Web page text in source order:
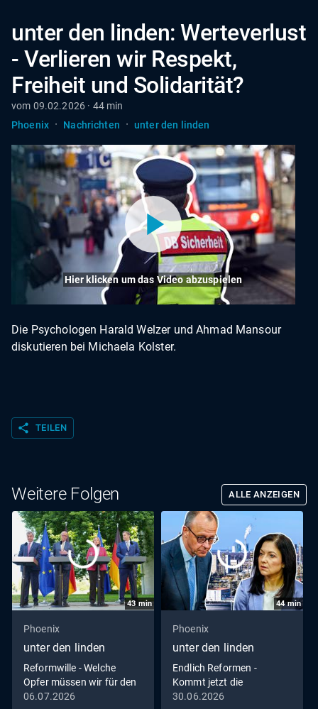
unter den linden: Werteverlust
- Verlieren wir Respekt,
Freiheit und Solidarität?
vom 09.02.2026 · 44 min
Phoenix · Nachrichten · unter den linden
Hier klicken um das Video abzuspielen
Die Psychologen Harald Welzer und Ahmad Mansour
diskutieren bei Michaela Kolster.
share TEILEN
Weitere Folgen ALLE ANZEIGEN
43 min
Phoenix
unter den linden
Reformwille - Welche
Opfer müssen wir für den
Aufschwung bringen?
06.07.2026
44min
Phoenix
unter den linden
Endlich Reformen -
Kommt jetzt die
Wirtschaftswende?
30.06.2026